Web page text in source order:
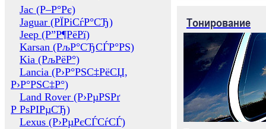
Jac (Р–Р°Рє)
Jaguar (РЇРіСѓР°СЂ)
Jeep (Р”Р¶РёРї)
Karsan (РљР°СЂСЃР°РЅ)
Kia (РљРёР°)
Lancia (Р›Р°РЅС‡РёСЏ,
Р›Р°РЅС‡Р°)
Land Rover (Р›РµРЅРґ
Р РѕРІРµСЂ)
Lexus (Р›РµРєСЃСѓСЃ)
Тонирование